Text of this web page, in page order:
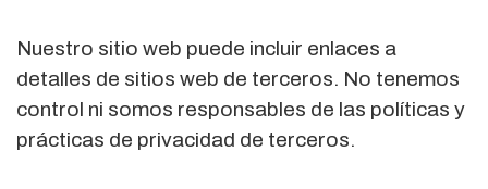
Nuestro sitio web puede incluir enlaces a
detalles de sitios web de terceros. No tenemos
control ni somos responsables de las políticas y
prácticas de privacidad de terceros.